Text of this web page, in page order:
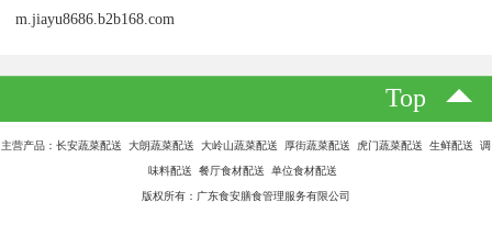
m.jiayu8686.b2b168.com
Top
主营产品：长安蔬菜配送 大朗蔬菜配送 大岭山蔬菜配送 厚街蔬菜配送 虎门蔬菜配送 生鲜配送 调
味料配送 餐厅食材配送 单位食材配送
版权所有：广东食安膳食管理服务有限公司